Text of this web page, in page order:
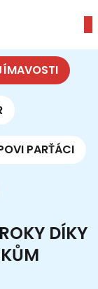
PARŤÁCI
DÍKY